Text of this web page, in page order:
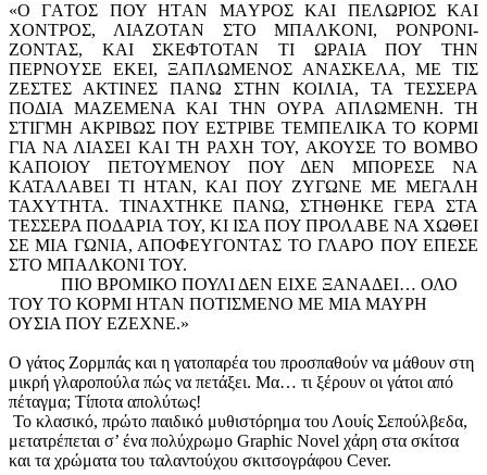
«Ο ΓAΤΟΣ ΠΟΥ HTΑΝ ΜΑYΡΟΣ ΚΑΙ ΠΕΛΩΡΙΟΣ ΚΑΙ
ΧΟΝΤΡOΣ, ΛΙΑΖOΤΑΝ ΣΤΟ ΜΠΑΛΚOΝΙ, ΡΟΝΡΟΝI-
ΖΟΝΤΑΣ, ΚΑΙ ΣΚΕΦΤOΤΑΝ ΤΙ ΩΡΑIΑ ΠΟΥ ΤΗΝ
ΠΕΡΝΟYΣΕ ΕΚΕI, ΞΑΠΛΩΜEΝΟΣ ΑΝAΣΚΕΛΑ, ΜΕ ΤΙΣ
ΖΕΣΤEΣ ΑΚΤIΝΕΣ ΠAΝΩ ΣΤΗΝ ΚΟΙΛΙA, ΤΑ ΤΕΣΣΕΡΑ
ΠOΔΙΑ ΜΑΖΕΜEΝΑ ΚΑΙ ΤΗΝ ΟΥΡA ΑΠΛΩΜEΝΗ. ΤΗ
ΣΤΙΓΜH ΑΚΡΙΒΩΣ ΠΟΥ ΕΣΤΡΙΒΕ ΤΕΜΠΕΛΙΚΑ ΤΟ ΚΟΡΜΙ
ΓΙΑ ΝΑ ΛΙΑΣΕΙ ΚΑΙ ΤΗ ΡΑΧΗ ΤΟΥ, ΑΚΟΥΣΕ ΤΟ ΒΟΜΒΟ
ΚΑΠΟΙΟΥ ΠΕΤΟΥΜΕΝΟΥ ΠΟΥ ΔΕΝ ΜΠΟΡΕΣΕ ΝΑ
ΚΑΤΑΛΑΒΕΙ ΤΙ ΗΤΑΝ, ΚΑΙ ΠΟΥ ΖΥΓΩΝΕ ΜΕ ΜΕΓΑΛΗ
ΤΑΧΥΤΗΤΑ. ΤΙΝΑΧΤΗΚΕ ΠΑΝΩ, ΣΤΗΘΗΚΕ ΓΕΡΑ ΣΤΑ
ΤΕΣΣΕΡΑ ΠΟΔΑΡΙΑ ΤΟΥ, ΚΙ ΙΣΑ ΠΟΥ ΠΡΟΛΑΒΕ ΝΑ ΧΩΘΕΙ
ΣΕ ΜΙΑ ΓΩΝΙΑ, ΑΠΟΦΕΥΓΟΝΤΑΣ ΤΟ ΓΛΑΡΟ ΠΟΥ ΕΠΕΣΕ
ΣΤΟ ΜΠΑΛΚΟΝΙ ΤΟΥ.
ΠΙΟ ΒΡΟΜΙΚΟ ΠΟΥΛΙ ΔΕΝ ΕΙΧΕ ΞΑΝΑΔΕΙ… ΟΛΟ
ΤΟΥ ΤΟ ΚΟΡΜΙ ΗΤΑΝ ΠΟΤΙΣΜΕΝΟ ΜΕ ΜΙΑ ΜΑΥΡΗ
ΟΥΣΙΑ ΠΟΥ ΕΖΕΧΝΕ.»
Ο γάτος Ζορμπάς και η γατοπαρέα του προσπαθούν να μάθουν στη
μικρή γλαροπούλα πώς να πετάξει. Μα… τι ξέρουν οι γάτοι από
πέταγμα; Τίποτα απολύτως!
Το κλασικό, πρώτο παιδικό μυθιστόρημα του Λουίς Σεπούλβεδα,
μετατρέπεται σ’ ένα πολύχρωμο Graphic Novel χάρη στα σκίτσα
και τα χρώματα του ταλαντούχου σκιτσογράφου Cever.